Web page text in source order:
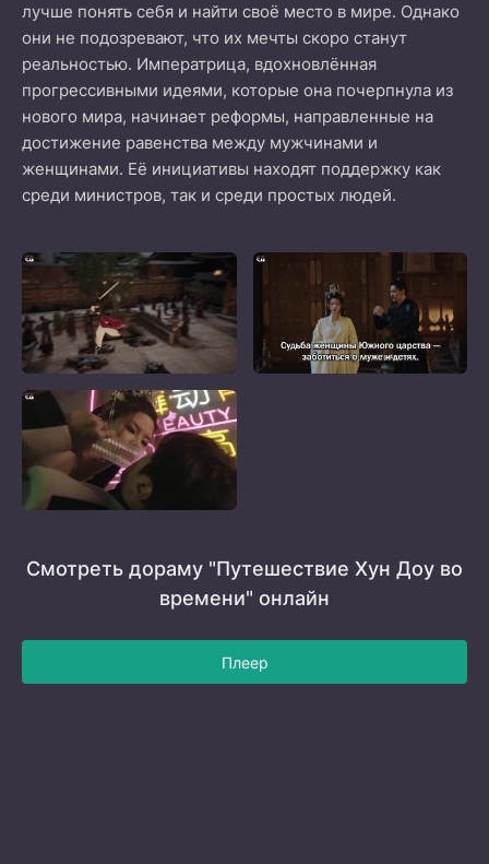
лучше понять себя и найти своё место в мире. Однако
они не подозревают, что их мечты скоро станут
реальностью. Императрица, вдохновлённая
прогрессивными идеями, которые она почерпнула из
нового мира, начинает реформы, направленные на
достижение равенства между мужчинами и
женщинами. Её инициативы находят поддержку как
среди министров, так и среди простых людей.
Смотреть дораму "Путешествие Хун Доу во
времени" онлайн
Плеер